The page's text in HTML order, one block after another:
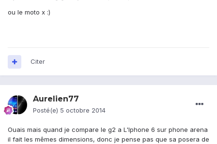
ou le moto x :)
Citer
Aurelien77
Posté(e) 5 octobre 2014
Ouais mais quand je compare le g2 a L'Iphone 6 sur phone arena
il fait les mêmes dimensions, donc je pense pas que sa posera de